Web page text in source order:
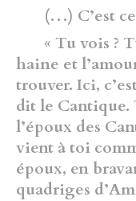
(…) C’est ce
« Tu vois ?
haine et
trouver. Ici,
dit le Cantique.
l’époux des
vient à toi
époux, en
quadriges